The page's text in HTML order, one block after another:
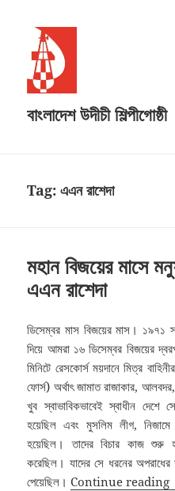
বাংলাদেশ উদীচী শিল্পীগোষ্ঠী
Tag:এএন রাশেদা
মহান বিজয়ের মাসে
এএন রাশেদা
ডিসেম্বর মাস বিজয়ের মাস। ১৯৭১
দিয়ে আমরা ১৬ ডিসেম্বর বিজয়ের
মিনিটে রেসকোর্স ময়দানে মিত্র
ফোর্স) অর্থাৎ জামাত রাজাকার,
খুব স্বাভাবিকভাবেই স্বাধীন দেশে
হয়েছিল এবং মুসলিম লীগ, নিজামে
হয়েছিল। তাদের বিচার কাজ শুরু
করেছিল। যাদের সে ধরনের
পেয়েছিল।Continue reading